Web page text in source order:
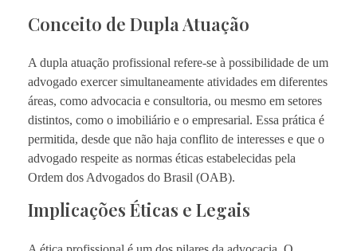
Conceito de Dupla Atuação
A dupla atuação profissional refere-se à possibilidade de um
advogado exercer simultaneamente atividades em diferentes
áreas, como advocacia e consultoria, ou mesmo em setores
distintos, como o imobiliário e o empresarial. Essa prática é
permitida, desde que não haja conflito de interesses e que o
advogado respeite as normas éticas estabelecidas pela
Ordem dos Advogados do Brasil (OAB).
Implicações Éticas e Legais